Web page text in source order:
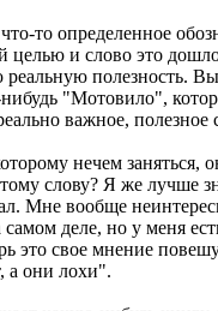
то определенное
целью и слово это
реальную полезность.
"Мотовило",
важное, полезное
нечем заняться,
слову? Я же лучше
Мне вообще
самом деле, но у меня
это свое мнение
а они лохи".